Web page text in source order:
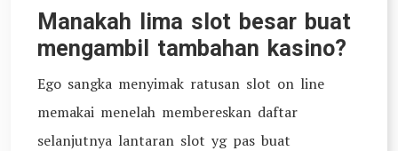
Manakah lima slot besar buat
mengambil tambahan kasino?
Ego sangka menyimak ratusan slot on line
memakai menelah membereskan daftar
selanjutnya lantaran slot yg pas buat